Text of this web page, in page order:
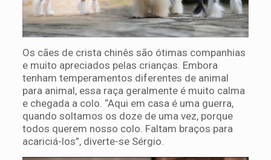
Os cães de crista chinês são ótimas companhias
e muito apreciados pelas crianças. Embora
tenham temperamentos diferentes de animal
para animal, essa raça geralmente é muito calma
e chegada a colo. “Aqui em casa é uma guerra,
quando soltamos os doze de uma vez, porque
todos querem nosso colo. Faltam braços para
acariciá-los”, diverte-se Sérgio.